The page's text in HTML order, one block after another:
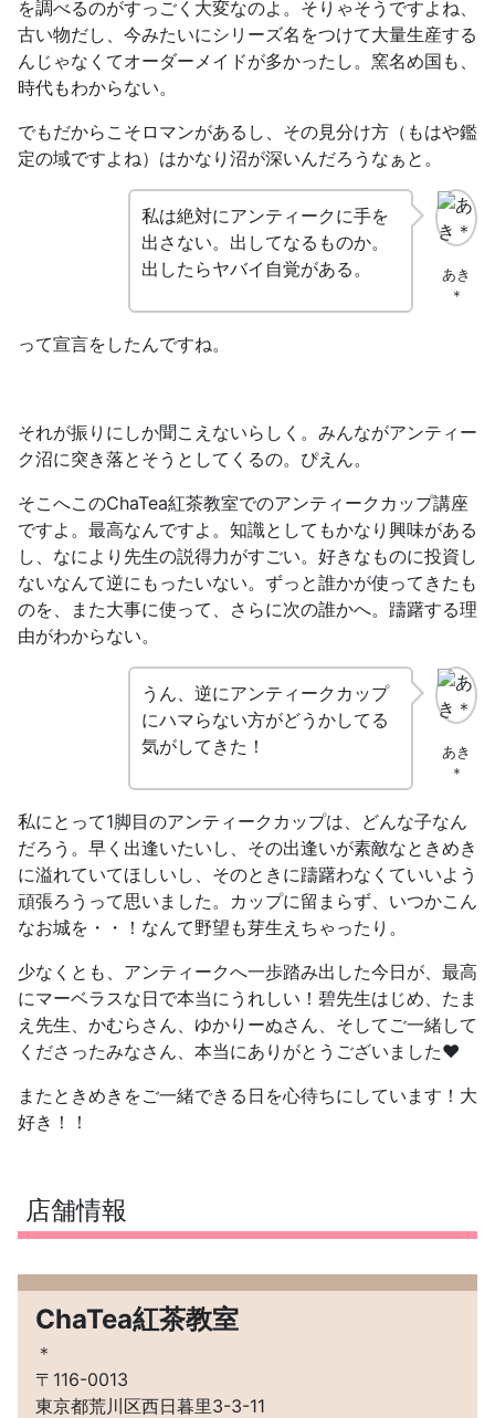
を調べるのがすっごく大変なのよ 。そりゃそうですよね、
古い物だし、今みたいにシリーズ名をつけて大量生産する
んじゃなくてオーダーメイドが多かったし。窯名め国も、
時代もわからない。
でもだからこそロマンがあるし、その見分け方（もはや鑑
定の域ですよね）はかなり沼が深いんだろうなぁと。
あき
＊
私は絶対にアンティークに手を
出さない。出してなるものか。
出したらヤバイ自覚がある。
って宣言をしたんですね。
それが振りにしか聞こえないらしく 。みんながアンティー
ク沼に突き落とそうとしてくるの。ぴえん。
そこへこのChaTea紅茶教室でのアンティークカップ講座
ですよ。最高なんですよ。知識としてもかなり興味がある
し、 なにより先生の説得力がすごい。好きなものに投資し
ないなんて逆にもったいない。ずっと誰かが使ってきたも
のを、また大事に使って、さらに次の誰かへ。躊躇する理
由がわからない。
あき
＊
うん、逆にアンティークカップ
にハマらない方がどうかしてる
気がしてきた！
私にとって1脚目のアンティークカップは、どんな子なん
だろう。早く出逢いたいし、その出逢いが素敵なときめき
に溢れていてほしいし、そのときに躊躇わなくていいよう
頑張ろうって思いました。カップに留まらず、いつかこん
なお城を・・！なんて野望も芽生えちゃったり。
少なくとも、アンティークへ一歩踏み出した今日が、最高
にマーベラスな日で本当にうれしい！碧先生はじめ、たま
え先生、かむらさん、ゆかりーぬさん、そしてご一緒して
くださったみなさん、本当にありがとうございました❤️
またときめきをご一緒できる日を心待ちにしています！大
好き！！
店舗情報
ChaTea紅茶教室
＊
〒116-0013
東京都荒川区西日暮里3-3-11